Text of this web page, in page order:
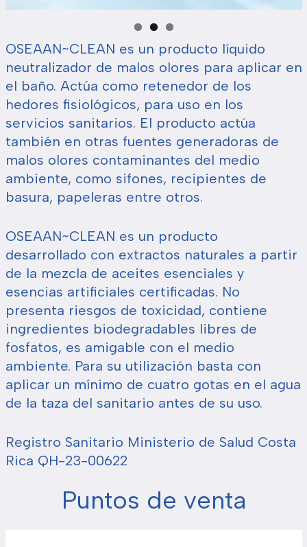
OSEAAN~CLEAN es un producto líquido
neutralizador de malos olores para aplicar en
el baño. Actúa como retenedor de los
hedores fisiológicos, para uso en los
servicios sanitarios. El producto actúa
también en otras fuentes generadoras de
malos olores contaminantes del medio
ambiente, como sifones, recipientes de
basura, papeleras entre otros.
OSEAAN~CLEAN es un producto
desarrollado con extractos naturales a partir
de la mezcla de aceites esenciales y
esencias artificiales certificadas. No
presenta riesgos de toxicidad, contiene
ingredientes biodegradables libres de
fosfatos, es amigable con el medio
ambiente. Para su utilización basta con
aplicar un mínimo de cuatro gotas en el agua
de la taza del sanitario antes de su uso.
Registro Sanitario Ministerio de Salud Costa
Rica QH-23-00622
Puntos de venta